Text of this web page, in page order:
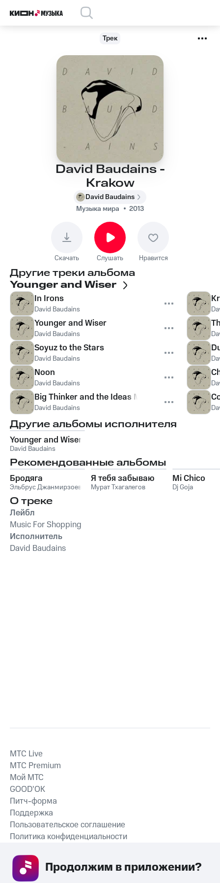
Трек
David Baudains -
Krakow
David Baudains
Музыка мира
2013
Скачать Слушать Нравится
Другие треки альбома
Younger and Wiser
In Irons
David Baudains
Younger and Wiser
David Baudains
Soyuz to the Stars
David Baudains
Noon
David Baudains
Big Thinker and the Ideas Man
David Baudains
Другие альбомы исполнителя
Younger and Wiser
David Baudains
Рекомендованные альбомы
Бродяга
Эльбрус Джанмирзоев
Я тебя забываю
Мурат Тхагалегов
Mi Chico
Dj Goja
О треке
Лейбл
Music For Shopping
Исполнитель
David Baudains
СКАЧАТЬ ПРИЛОЖЕНИЕ
MTС Live
MTС Premium
Мой МТС
GOOD’OK
Питч-форма
Поддержка
Пользовательское соглашение
Политика конфиденциальности